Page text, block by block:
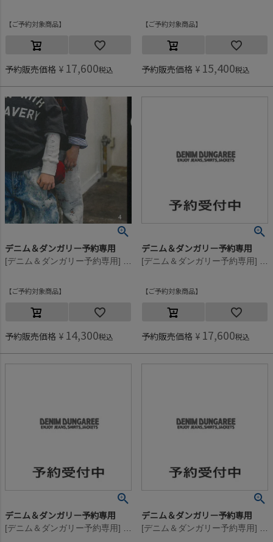
ご予約対象商品
予約販売価格 ¥ 17,600税込
ご予約対象商品
予約販売価格 ¥ 15,400税込
デニム＆ダンガリー予約専用
ご予約対象商品
予約販売価格 ¥ 14,300税込
デニム＆ダンガリー予約専用
ご予約対象商品
予約販売価格 ¥ 17,600税込
デニム＆ダンガリー予約専用 デニム＆ダンガリー予約専用